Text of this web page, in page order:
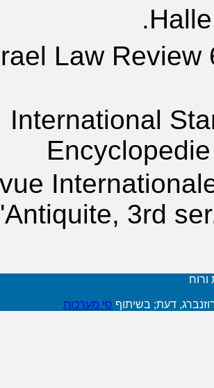
Law Review
International
3rd
ורוח
דעת; בשיתוף סי מערכות